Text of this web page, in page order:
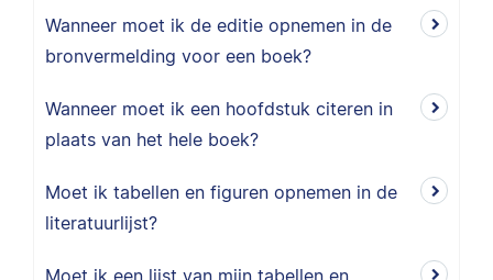
Wanneer moet ik de editie opnemen in de
bronvermelding voor een boek?
Wanneer moet ik een hoofdstuk citeren in
plaats van het hele boek?
Moet ik tabellen en figuren opnemen in de
literatuurlijst?
Moet ik een lijst van mijn tabellen en